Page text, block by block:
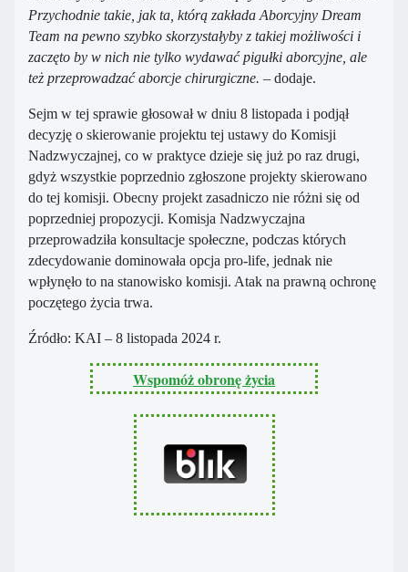
Przychodnie takie, jak ta, którą zakłada Aborcyjny Dream
Team na pewno szybko skorzystałyby z takiej możliwości i
zaczęto by w nich nie tylko wydawać pigułki aborcyjne, ale
też przeprowadzać aborcje chirurgiczne. – dodaje.
Sejm w tej sprawie głosował w dniu 8 listopada i podjął
decyzję o skierowanie projektu tej ustawy do Komisji
Nadzwyczajnej, co w praktyce dzieje się już po raz drugi,
gdyż wszystkie poprzednio zgłoszone projekty skierowano
do tej komisji. Obecny projekt zasadniczo nie różni się od
poprzedniej propozycji. Komisja Nadzwyczajna
przeprowadziła konsultacje społeczne, podczas których
zdecydowanie dominowała opcja pro-life, jednak nie
wpłynęło to na stanowisko komisji. Atak na prawną ochronę
poczętego życia trwa.
Źródło: KAI – 8 listopada 2024 r.
Wspomóż obronę życia